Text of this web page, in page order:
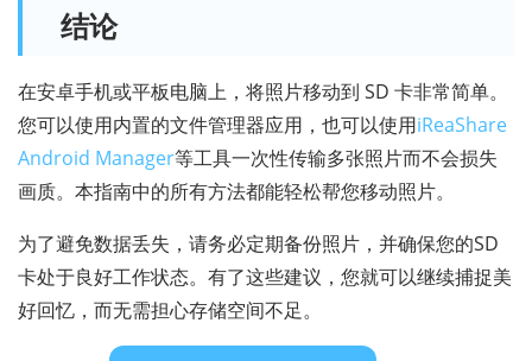
结论
在安卓手机或平板电脑上，将照片移动到 SD 卡非常简单。
您可以使用内置的文件管理器应用，也可以使用iReaShare
Android Manager等工具一次性传输多张照片而不会损失
画质。本指南中的所有方法都能轻松帮您移动照片。
为了避免数据丢失，请务必定期备份照片，并确保您的SD
卡处于良好工作状态。有了这些建议，您就可以继续捕捉美
好回忆，而无需担心存储空间不足。